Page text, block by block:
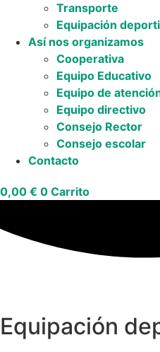
Transporte
Equipación
Así nos organizamos
Cooperativa
Equipo Educativo
Equipo de
Equipo directivo
Consejo Rector
Consejo escolar
Contacto
0,00 € 0 Carrito
Equipación